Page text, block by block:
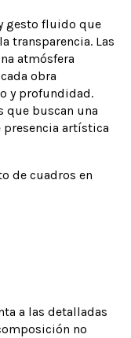
gesto fluido que
transparencia. Las
atmósfera
obra
y profundidad.
que buscan una
presencia artística
de cuadros en
a las detalladas
no